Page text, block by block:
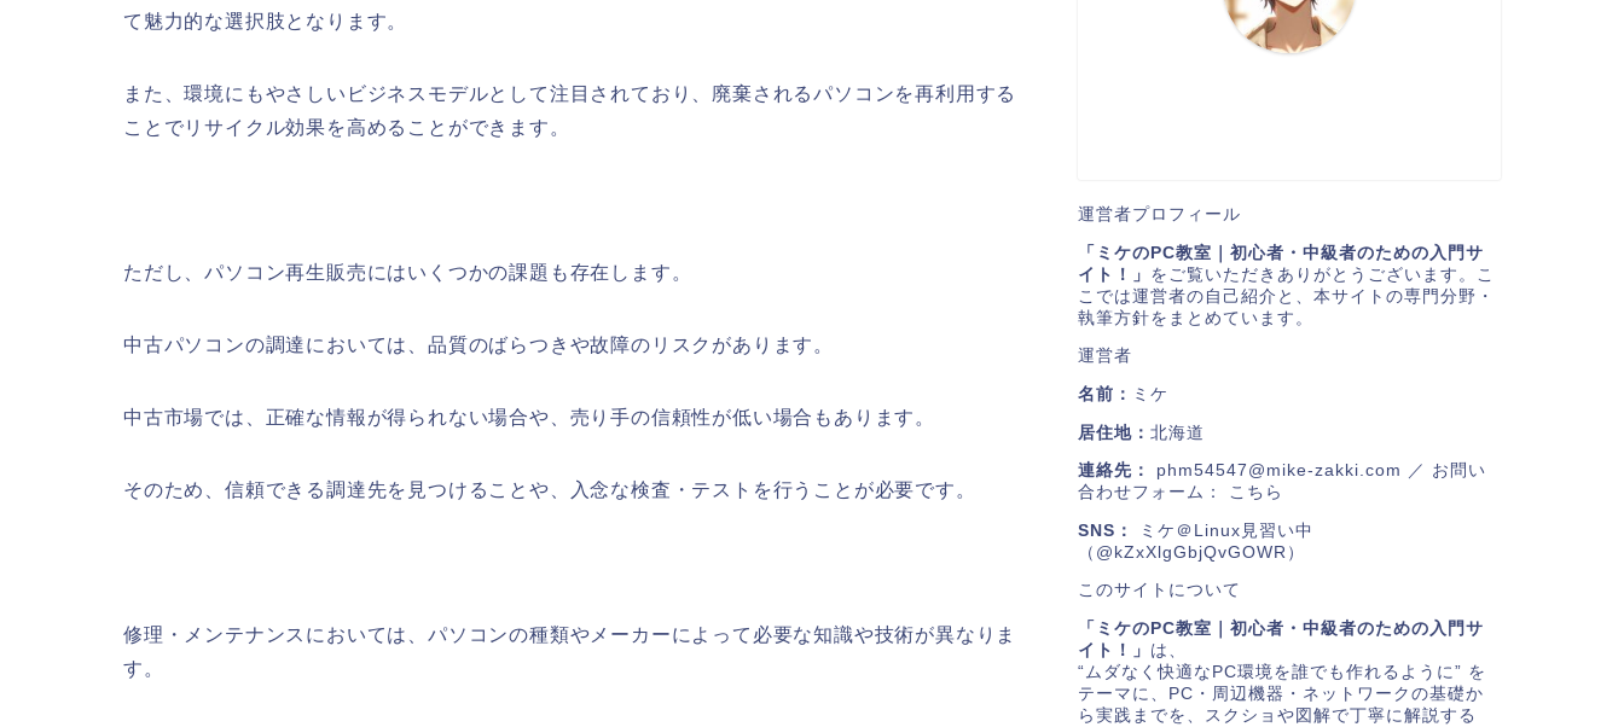
て魅力的な選択肢となります。
また、環境にもやさしいビジネスモデルとして注目されており、廃棄されるパソコンを再利用する
ことでリサイクル効果を高めることができます。
ただし、パソコン再生販売にはいくつかの課題も存在します。
中古パソコンの調達においては、品質のばらつきや故障のリスクがあり ます。
中古市場では、正確な情報が得られない場合や、売り手の信頼性が低い場合もあります。
そのため、信頼できる調達先を見つけることや、入念な検査・テストを行うことが必要です。
修理・メンテナンスにおいては、パソコンの種類やメーカーによって必要な知識や技術が異なりま
す。
運営者プロフィール
「ミケのPC教室｜初心者・中級者のための入門サ
イト！」 をご覧いただきありがとうございます。こ
こでは運営者の自己紹介と、本サイトの専門分野・
執筆方針をまとめています。
運営者
名前： ミケ
居住地： 北海道
連絡先： phm54547@mike-zakki.com ／ お問い
合わせフォーム： こちら
SNS：
ミケ＠Linux見習い中
（@kZxXlgGbjQvGOWR）
このサイトについて
「ミケのPC教室｜初心者・中級者のための入門サ
イト！」 は、
“ムダなく快適なPC環境を誰でも作れるように” を
テーマに、PC・周辺機器・ネットワークの基礎か
ら実践までを、スクショや図解で丁寧に解説する